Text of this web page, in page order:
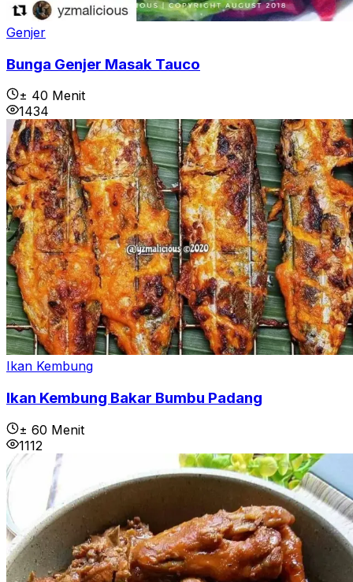
Genjer
Bunga Genjer Masak Tauco
± 40 Menit
1434
Ikan Kembung
Ikan Kembung Bakar Bumbu Padang
± 60 Menit
1112